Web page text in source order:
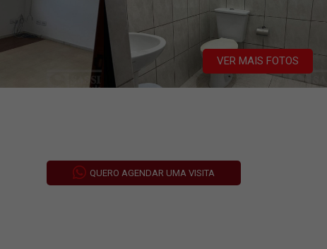
VER MAIS FOTOS
QUERO AGENDAR UMA VISITA